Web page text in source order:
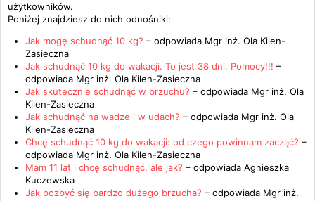
użytkowników.
Poniżej znajdziesz do nich odnośniki:
Jak mogę schudnąć 10 kg? – odpowiada Mgr inż. Ola Kilen-
Zasieczna
Jak schudnąć 10 kg do wakacji. To jest 38 dni. Pomocy!!! –
odpowiada Mgr inż. Ola Kilen-Zasieczna
Jak skutecznie schudnąć w brzuchu? – odpowiada Mgr inż. Ola
Kilen-Zasieczna
Jak schudnąć na wadze i w udach? – odpowiada Mgr inż. Ola
Kilen-Zasieczna
Chcę schudnąć 10 kg do wakacji: od czego powinnam zacząć? –
odpowiada Mgr inż. Ola Kilen-Zasieczna
Mam 11 lat i chcę schudnąć, ale jak? – odpowiada Agnieszka
Kuczewska
Jak pozbyć się bardzo dużego brzucha? – odpowiada Mgr inż.